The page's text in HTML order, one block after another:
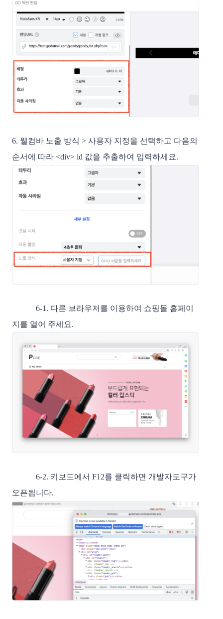
6. 웰컴바 노출 방식 > 사용자 지정을 선택하고 다음의
순서에 따라 <div> id 값을 추출하여 입력하세요.
6-1. 다른 브라우저를 이용하여 쇼핑몰 홈페이
지를 열어 주세요.
6-2. 키보드에서 F12를 클릭하면 개발자도구가
오픈됩니다.